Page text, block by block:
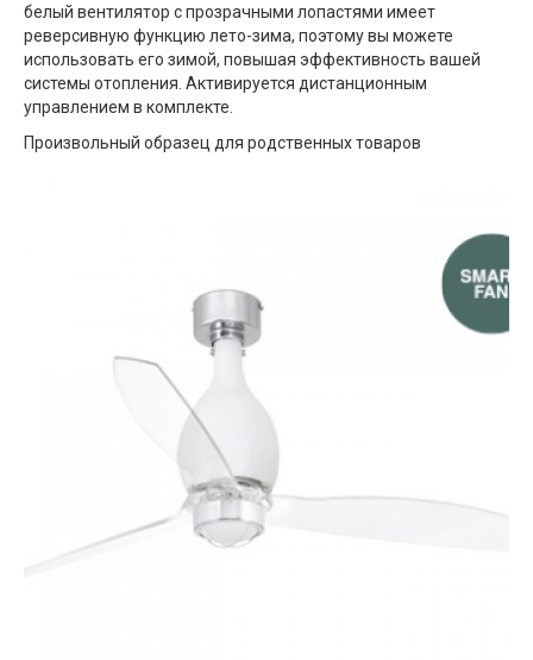
белый вентилятор с прозрачными лопастями имеет
реверсивную функцию лето-зима, поэтому вы можете
использовать его зимой, повышая эффективность вашей
системы отопления. Активируется дистанционным
управлением в комплекте.
Произвольный образец для родственных товаров